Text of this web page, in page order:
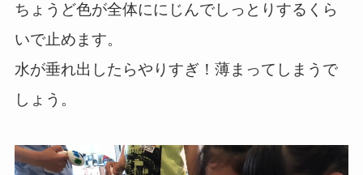
ちょうど色が全体ににじんでしっとりするくら
いで止めます。
水が垂れ出したらやりすぎ！薄まってしまうで
しょう。